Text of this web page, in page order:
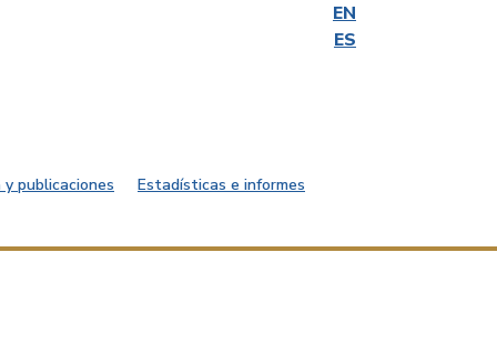
EN
ES
publicaciones Estadísticas e informes